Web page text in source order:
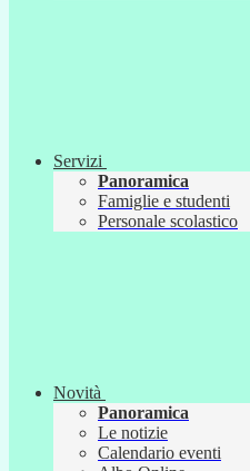
Servizi
Panoramica
Famiglie e studenti
Personale scolastico
Novità
Panoramica
Le notizie
Calendario eventi